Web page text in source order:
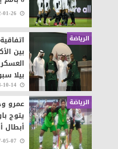
الرياضة
بين
بيلا
2018-10-14
الرياضة
عمرو
يتوج
أبطال